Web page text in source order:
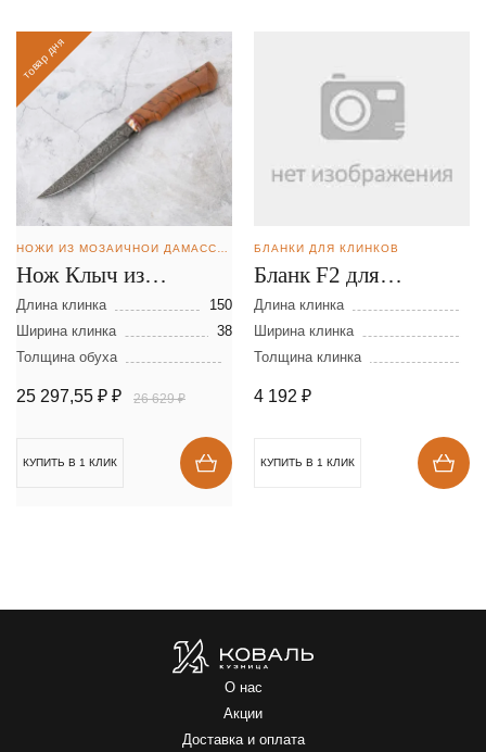
товар дня
НОЖИ ИЗ МОЗАИЧНОЙ ДАМАССКОЙ СТАЛИ
Нож Клыч из
мозаичной дамасской
стали
Длина клинка
150
Ширина клинка
38
Толщина обуха
25 297,55 ₽ ₽ 26 629 ₽
КУПИТЬ В 1 КЛИК
БЛАНКИ ДЛЯ КЛИНКОВ
Бланк F2 для
цельнометаллического
клинка из
порошковой стали
ELMAX
Длина клинка
Ширина клинка
Толщина клинка
4 192 ₽
КУПИТЬ В 1 КЛИК
О нас
Акции
Доставка и оплата